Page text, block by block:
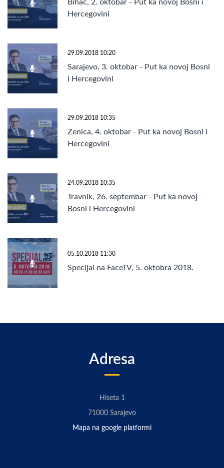
Bihać, 2. oktobar - Put ka novoj Bosni i
Hercegovini
29.09.2018 10:20
Sarajevo, 3. oktobar - Put ka novoj Bosni
i Hercegovini
29.09.2018 10:35
Zenica, 4. oktobar - Put ka novoj Bosni i
Hercegovini
24.09.2018 10:35
Travnik, 26. septembar - Put ka novoj
Bosni i Hercegovini
05.10.2018 11:30
Specijal na FaceTV, 5. oktobra 2018.
Adresa
Hiseta 1
71000 Sarajevo
Mapa na google platformi